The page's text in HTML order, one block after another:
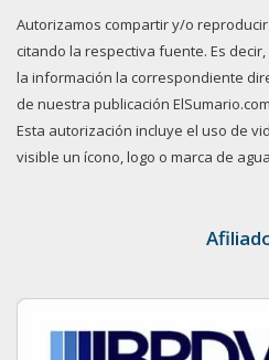
Autorizamos compartir y/o
citando la respectiva fuente. Es
la información la correspondiente
de nuestra publicación ElSumario.com
Esta autorización incluye el uso de
visible un ícono, logo o marca de